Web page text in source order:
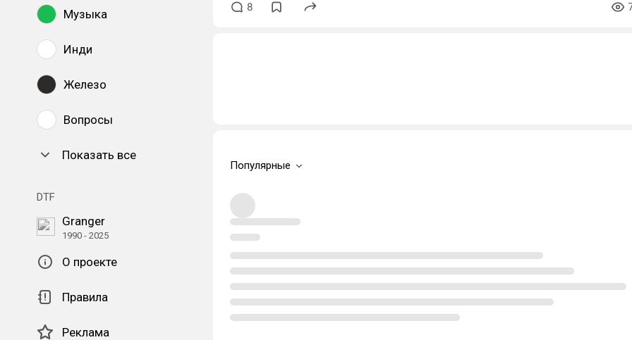
Музыка
Инди
Железо
Вопросы
Показать все
DTF
Granger
1990 - 2025
О проекте
Правила
Реклама
8
Популярные